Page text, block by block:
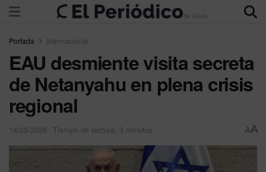
Portada Internacional
EAU desmiente visita secreta
de Netanyahu en plena crisis
regional
14/05/2026 Tiempo de lectura: 3 minutos AA